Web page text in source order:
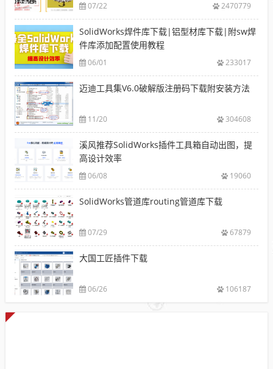
07/22 2470779
SolidWorks焊件库下载|铝型材库下载|附sw焊
件库添加配置使用教程
06/01 233017
迈迪工具集V6.0破解版注册码下载附安装方法
11/20 304608
溪风推荐SolidWorks插件工具箱自动出图，提
高设计效率
06/08 19060
SolidWorks管道库routing管道库下载
07/29 67879
大国工匠插件下载
06/26 106187